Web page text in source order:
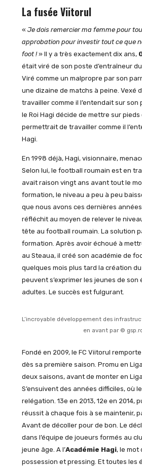
La fusée Viitorul
« Je dois remercier ma femme pour
approbation pour investir tout ce que
foot !» Il y a très exactement dix ans,
était viré de son poste d’entraîneur
Viré comme un malpropre par son
une dizaine de matchs à peine. Vexé
travailler comme il l’entendait sur
le Roi Hagi décide de mettre sur pieds
permettrait de travailler comme il
Hagi.
En 1998 déjà, Hagi, visionnaire,
Selon lui, le football roumain est en
avait raison vingt ans avant tout le
formation, le niveau a peu à peu
que nous avons ces dernières
réfléchit au moyen de relever le
tête au football roumain. La solution
formation. Après avoir échoué à
au Steaua, il créé son académie de
quelques mois plus tard la création du
peuvent s’exprimer les jeunes de son
adultes. Le succès est fulgurant.
L’incroyable développement des
en avant par ©
Fondé en 2009, le FC Viitorul
dès sa première saison. Promu en
deux saisons, avant de monter en Liga
S’ensuivent des années difficiles, où
relégation. 13e en 2013, 12e en 2014,
réussit à chaque fois à se maintenir,
Avant de décoller pour de bon. Le
dans l’équipe de joueurs formés au
jeune âge. A l’Académie Hagi, le mot
possession et pressing. Et toutes les